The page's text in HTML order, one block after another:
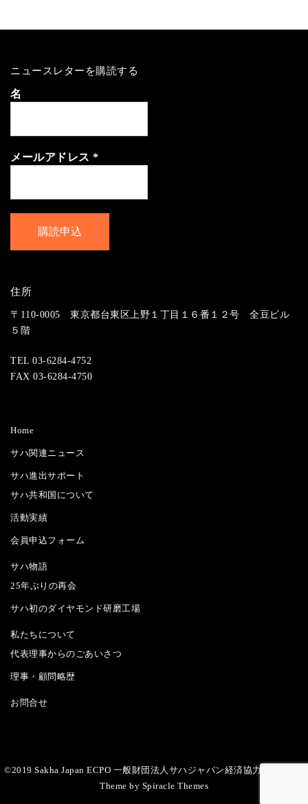
ニュースレターを購読する
名
メールアドレス *
住所
〒110-0005 東京都台東区上野１丁目１６番１２号 全豆ビル
５階
TEL 03-6284-4752
FAX 03-6284-4750
Home
サハ関連ニュース
サハ進出サポート
サハ共和国について
活動実績
会員申込フォーム
サハ物語
25年ぶりの再会
サハ初のダイヤモンド研磨工場
私たちについて
代表理事からのごあいさつ
理事・顧問略歴
お問合せ
©2019 Sakha Japan ECPO 一般財団法人サハジャパン経済協力推進機構
Theme by Spiracle Themes